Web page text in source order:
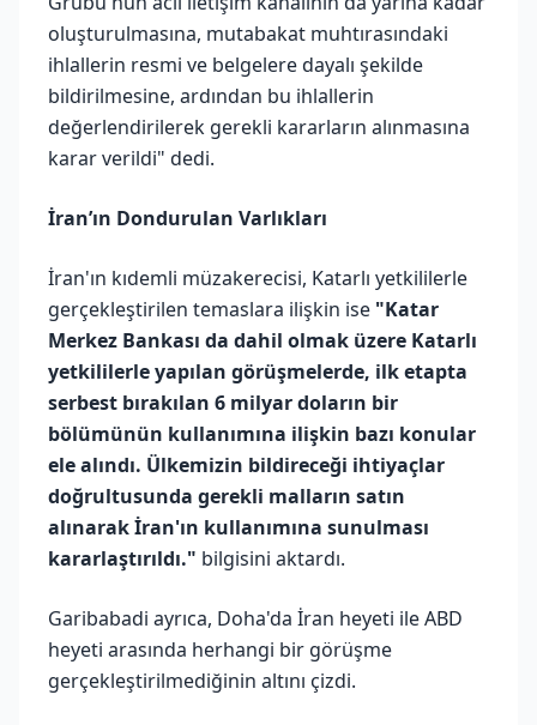
oluşturulmasına, mutabakat muhtırasındaki
ihlallerin resmi ve belgelere dayalı şekilde
bildirilmesine, ardından bu ihlallerin
değerlendirilerek gerekli kararların alınmasına
karar verildi" dedi.
İran’ın Dondurulan Varlıkları
İran'ın kıdemli müzakerecisi, Katarlı yetkililerle
gerçekleştirilen temaslara ilişkin ise "Katar
Merkez Bankası da dahil olmak üzere Katarlı
yetkililerle yapılan görüşmelerde, ilk etapta
serbest bırakılan 6 milyar doların bir
bölümünün kullanımına ilişkin bazı konular
ele alındı. Ülkemizin bildireceği ihtiyaçlar
doğrultusunda gerekli malların satın
alınarak İran'ın kullanımına sunulması
kararlaştırıldı." bilgisini aktardı.
Garibabadi ayrıca, Doha'da İran heyeti ile ABD
heyeti arasında herhangi bir görüşme
gerçekleştirilmediğinin altını çizdi.